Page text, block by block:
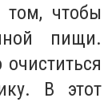
том, чтобы
пищи.
В этот